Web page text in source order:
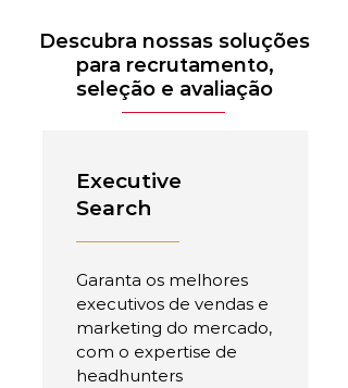
Descubra nossas soluções
para recrutamento,
seleção e avaliação
Executive
Search
Garanta os melhores
executivos de vendas e
marketing do mercado,
com o expertise de
headhunters